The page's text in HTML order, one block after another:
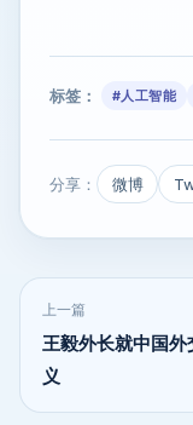
标签： #人工智能
分享： 微博
上一篇
王毅外长就中国
义